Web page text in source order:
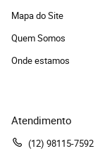
Mapa do Site
Quem Somos
Onde estamos
Atendimento
(12) 98115-7592